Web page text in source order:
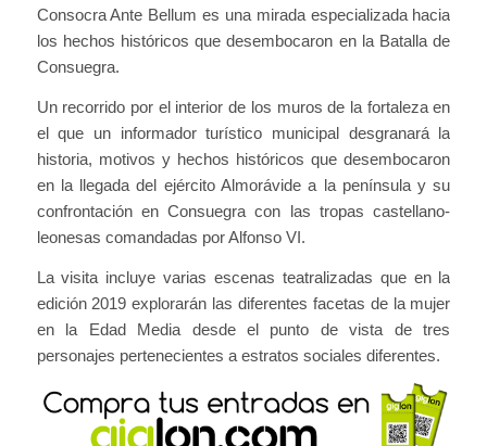
Consocra Ante Bellum es una mirada especializada hacia
los hechos históricos que desembocaron en la Batalla de
Consuegra.
Un recorrido por el interior de los muros de la fortaleza en
el que un informador turístico municipal desgranará la
historia, motivos y hechos históricos que desembocaron
en la llegada del ejército Almorávide a la península y su
confrontación en Consuegra con las tropas castellano-
leonesas comandadas por Alfonso VI.
La visita incluye varias escenas teatralizadas que en la
edición 2019 explorarán las diferentes facetas de la mujer
en la Edad Media desde el punto de vista de tres
personajes pertenecientes a estratos sociales diferentes.